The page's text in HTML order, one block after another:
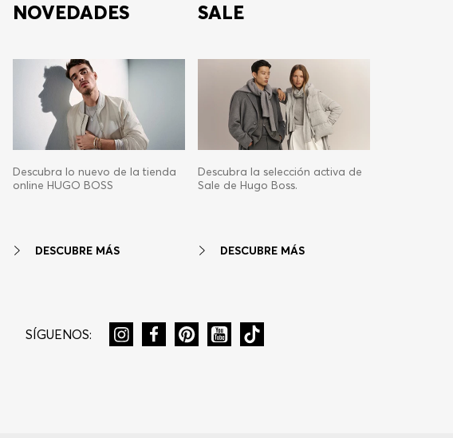
NOVEDADES
Descubra lo nuevo de la tienda
online HUGO BOSS
DESCUBRE MÁS
SALE
Descubra la selección activa de
Sale de Hugo Boss.
DESCUBRE MÁS
SÍGUENOS: